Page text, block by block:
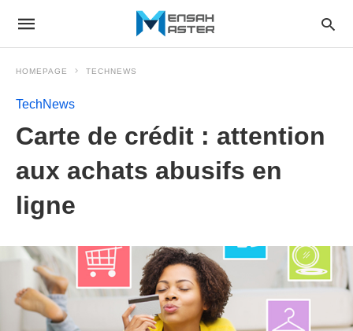
HOMEPAGE TECHNEWS
TechNews
Carte de crédit : attention
aux achats abusifs en
ligne